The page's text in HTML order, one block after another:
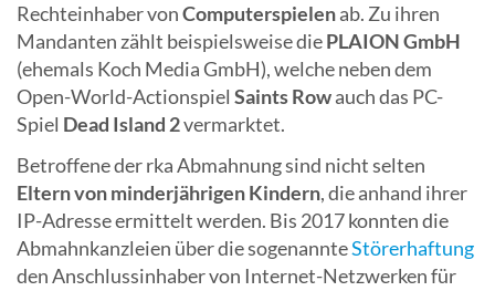
Rechteinhaber vonComputerspielenab. Zu ihren
Mandanten zählt beispielsweise diePLAION GmbH
(ehemals Koch Media GmbH), welche neben dem
Open-World-Actionspiel Saints Rowauch das PC-
Spiel Dead Island 2vermarktet.
Betroffene der rka Abmahnung sind nicht selten
Eltern von minderjährigen Kindern, die anhand ihrer
IP-Adresse ermittelt werden. Bis 2017 konnten die
Abmahnkanzleien über die sogenannteStörerhaftung
den Anschlussinhaber von Internet-Netzwerken für